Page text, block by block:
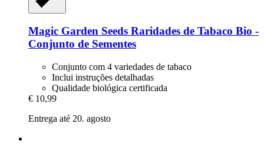
Magic Garden Seeds Raridades de Tabaco Bio -​
Conjunto de Sementes
Conjunto com 4 variedades de tabaco
Inclui instruções detalhadas
Qualidade biológica certificada
€ 10,99
Entrega até 20. agosto